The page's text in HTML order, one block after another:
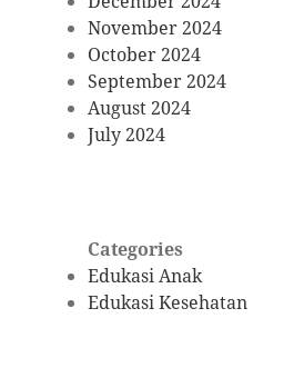
November 2024
October 2024
September 2024
August 2024
July 2024
Categories
Edukasi Anak
Edukasi Kesehatan